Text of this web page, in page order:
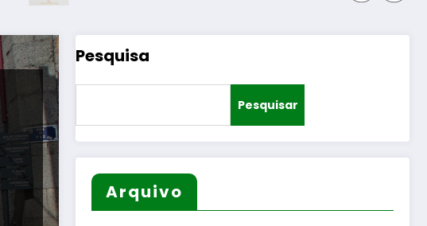
Pesquisa
Pesquisar
Arquivo